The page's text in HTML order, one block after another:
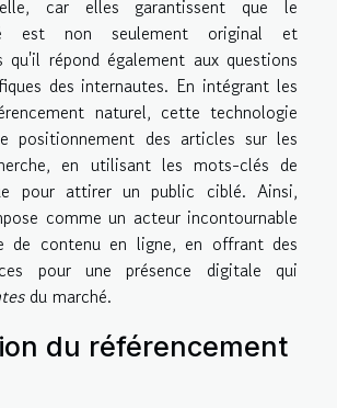
car elles garantissent que le
est non seulement original et
qu'il répond également aux questions
des internautes. En intégrant les
naturel, cette technologie
positionnement des articles sur les
en utilisant les mots-clés de
pour attirer un public ciblé. Ainsi,
comme un acteur incontournable
de contenu en ligne, en offrant des
pour une présence digitale qui
du marché.
du référencement